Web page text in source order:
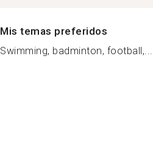
Mis temas preferidos
Swimming, badminton, football,...